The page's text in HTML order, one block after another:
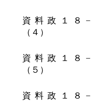
資料政１８−
（４）
資料政１８−
（５）
資料政１８−